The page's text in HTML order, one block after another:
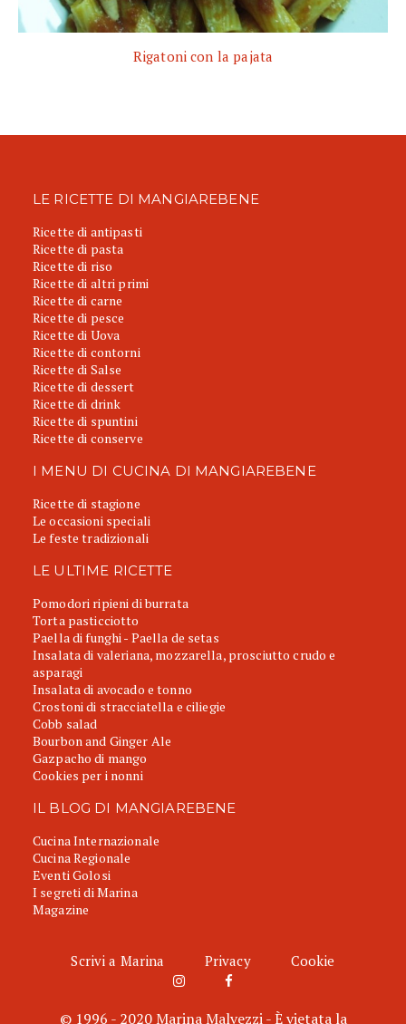
Rigatoni con la pajata
LE RICETTE DI MANGIAREBENE
Ricette di antipasti
Ricette di pasta
Ricette di riso
Ricette di altri primi
Ricette di carne
Ricette di pesce
Ricette di Uova
Ricette di contorni
Ricette di Salse
Ricette di dessert
Ricette di drink
Ricette di spuntini
Ricette di conserve
I MENU DI CUCINA DI MANGIAREBENE
Ricette di stagione
Le occasioni speciali
Le feste tradizionali
LE ULTIME RICETTE
Pomodori ripieni di burrata
Torta pasticciotto
Paella di funghi - Paella de setas
Insalata di valeriana, mozzarella, prosciutto crudo e
asparagi
Insalata di avocado e tonno
Crostoni di stracciatella e ciliegie
Cobb salad
Bourbon and Ginger Ale
Gazpacho di mango
Cookies per i nonni
IL BLOG DI MANGIAREBENE
Cucina Internazionale
Cucina Regionale
Eventi Golosi
I segreti di Marina
Magazine
Scrivi a Marina Privacy Cookie
© 1996 - 2020 Marina Malvezzi - È vietata la